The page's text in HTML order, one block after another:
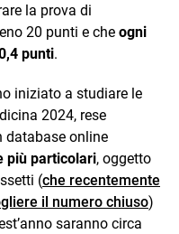
la prova di
20 punti e che ogni
punti.
iniziato a studiare le
2024, rese
database online
più particolari, oggetto
(che recentemente
il numero chiuso)
saranno circa